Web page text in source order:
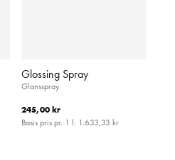
Glossing Spray
Glansspray
245,00 kr
Basis pris pr. 1 l: 1.633,33 kr